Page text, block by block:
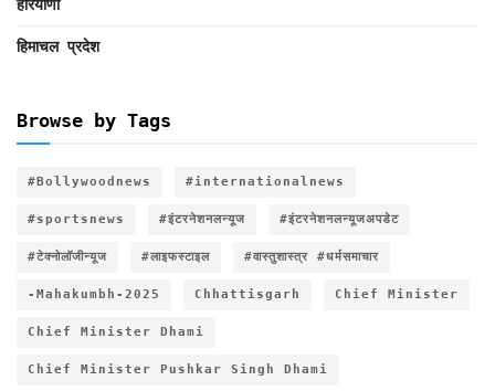
हरियाणा
हिमाचल प्रदेश
Browse by Tags
#Bollywoodnews #internationalnews
#sportsnews #इंटरनेशनलन्यूज #इंटरनेशनलन्यूजअपडेट
#टेक्नोलॉजीन्यूज #लाइफस्टाइल #वास्तुशास्त्र #धर्मसमाचार
-Mahakumbh-2025 Chhattisgarh Chief Minister
Chief Minister Dhami
Chief Minister Pushkar Singh Dhami